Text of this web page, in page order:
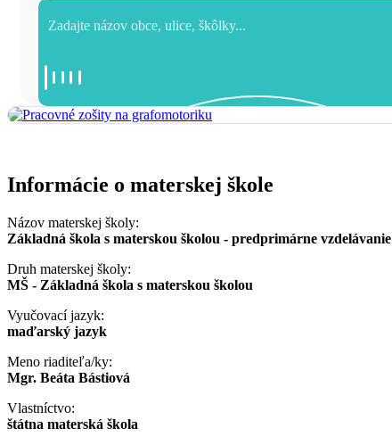
Informácie o materskej škole
Názov materskej školy:
Základná škola s materskou školou - predprimárne vzdelávanie
Druh materskej školy:
MŠ - Základná škola s materskou školou
Vyučovací jazyk:
maďarský jazyk
Meno riaditeľa/ky:
Mgr. Beáta Bástiová
Vlastníctvo:
štátna materská škola